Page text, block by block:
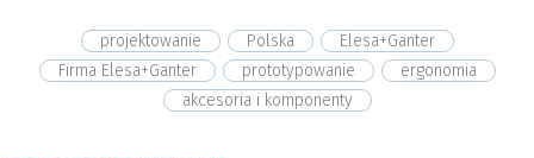
projektowanie Polska
Elesa+Ganter
Firma Elesa+Ganter
prototypowanie
ergonomia
akcesoria i komponenty